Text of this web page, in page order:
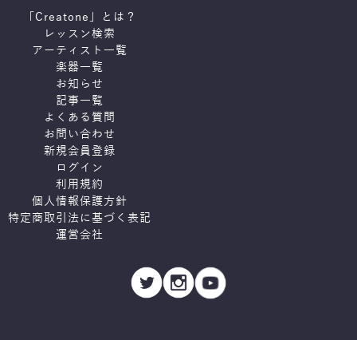
「Creatone」とは？
レッスン検索
アーティスト一覧
楽器一覧
お知らせ
記事一覧
よくある質問
お問い合わせ
新規会員登録
ログイン
利用規約
個人情報保護方針
特定商取引法に基づく表記
運営会社